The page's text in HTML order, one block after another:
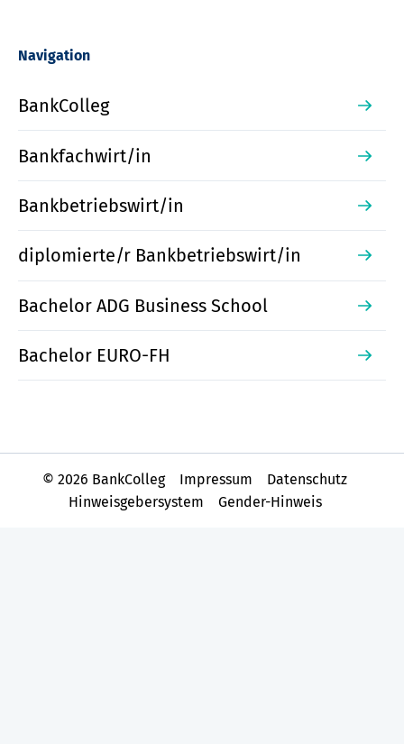
Navigation
BankColleg
Bankfachwirt/in
Bankbetriebswirt/in
diplomierte/r Bankbetriebswirt/in
Bachelor ADG Business School
Bachelor EURO-FH
© 2026 BankColleg Impressum
Datenschutz
Hinweisgebersystem
Gender-Hinweis